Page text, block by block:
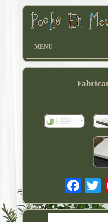
MENU